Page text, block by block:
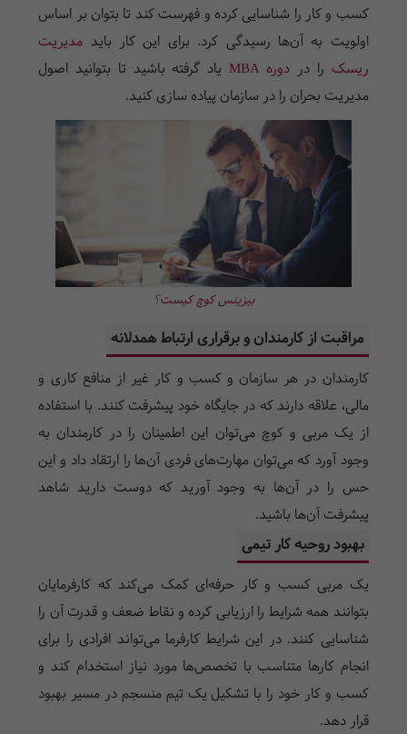
کسب و کار را شناسایی کرده و فهرست کند تا بتوان بر اساس
اولویت به آن‌ها رسیدگی کرد. برای این کار باید مدیریت
ریسک را در دوره MBA
یاد گرفته باشید تا بتوانید اصول
مدیریت بحران را در سازمان پیاده سازی کنید.
بیزینس کوچ کیست؟
مراقبت از کارمندان و برقراری ارتباط همدلانه
کارمندان در هر سازمان و کسب و کار غیر از منافع کاری و
مالی،‌ علاقه دارند که در جایگاه خود پیشرفت کنند. با استفاده
از یک مربی و کوچ می‌توان این اطمینان را در کارمندان به
وجود آورد که می‌توان مهارت‌های فردی آن‌ها را ارتقاد داد و این
حس را در آن‌ها به وجود آورید که دوست دارید شاهد
پیشرفت آن‌ها باشید.
بهبود روحیه کار تیمی
یک مربی کسب و کار حرفه‌ای کمک می‌کند که کارفرمایان
بتوانند همه شرایط را ارزیابی کرده و نقاط ضعف و قدرت آن را
شناسایی کنند. در این شرایط کارفرما می‌تواند افرادی را برای
انجام کارها متناسب با تخصص‌ها مورد نیاز استخدام کند و
کسب و کار خود را با تشکیل یک تیم منسجم در مسیر بهبود
قرار دهد.